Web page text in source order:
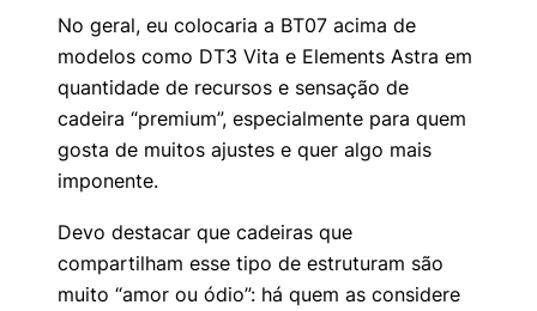
No geral, eu colocaria a BT07 acima de
modelos como DT3 Vita e Elements Astra em
quantidade de recursos e sensação de
cadeira “premium”, especialmente para quem
gosta de muitos ajustes e quer algo mais
imponente.
Devo destacar que cadeiras que
compartilham esse tipo de estruturam são
muito “amor ou ódio”: há quem as considere